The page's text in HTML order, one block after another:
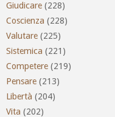
Giudicare (228)
Coscienza (228)
Valutare (225)
Sistemica (221)
Competere (219)
Pensare (213)
Libertà (204)
Vita (202)